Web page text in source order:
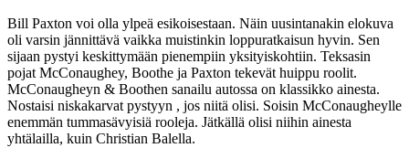
Bill Paxton voi olla ylpeä esikoisestaan. Näin uusintanakin elokuva
oli varsin jännittävä vaikka muistinkin loppuratkaisun hyvin. Sen
sijaan pystyi keskittymään pienempiin yksityiskohtiin. Teksasin
pojat McConaughey, Boothe ja Paxton tekevät huippu roolit.
McConaugheyn & Boothen sanailu autossa on klassikko ainesta.
Nostaisi niskakarvat pystyyn , jos niitä olisi. Soisin McConaugheylle
enemmän tummasävyisiä rooleja. Jätkällä olisi niihin ainesta
yhtälailla, kuin Christian Balella.